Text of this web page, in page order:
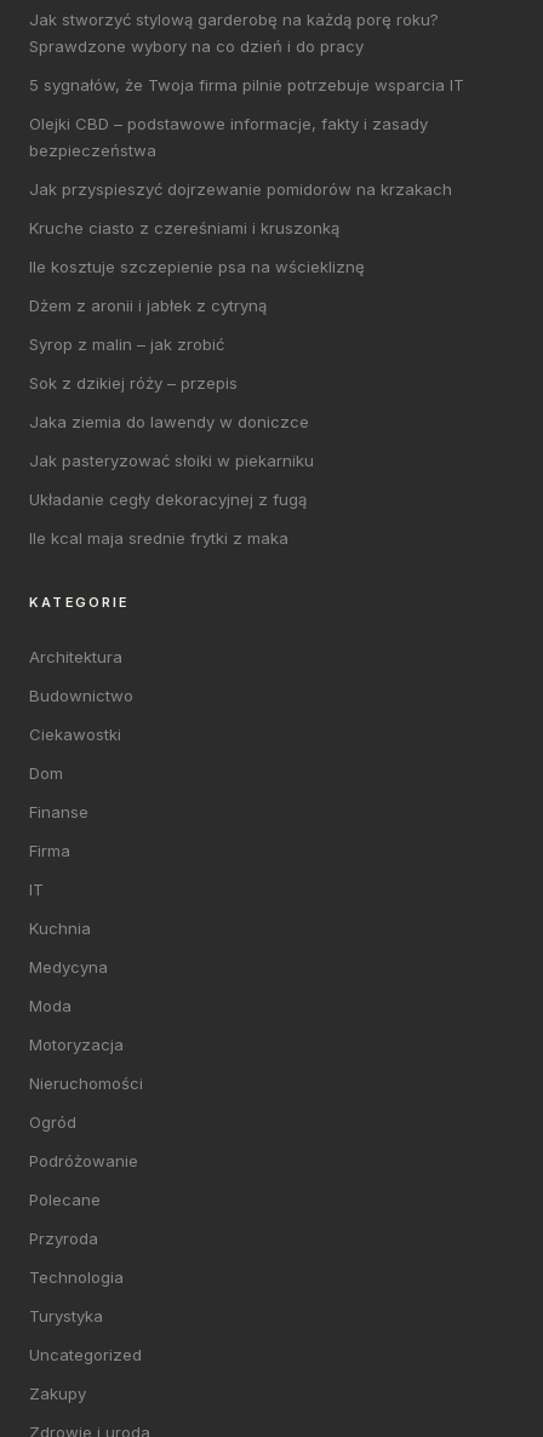
Jak stworzyć stylową garderobę na każdą porę roku?
Sprawdzone wybory na co dzień i do pracy
5 sygnałów, że Twoja firma pilnie potrzebuje wsparcia IT
Olejki CBD – podstawowe informacje, fakty i zasady
bezpieczeństwa
Jak przyspieszyć dojrzewanie pomidorów na krzakach
Kruche ciasto z czereśniami i kruszonką
Ile kosztuje szczepienie psa na wściekliznę
Dżem z aronii i jabłek z cytryną
Syrop z malin – jak zrobić
Sok z dzikiej róży – przepis
Jaka ziemia do lawendy w doniczce
Jak pasteryzować słoiki w piekarniku
Układanie cegły dekoracyjnej z fugą
Ile kcal maja srednie frytki z maka
KATEGORIE
Architektura
Budownictwo
Ciekawostki
Dom
Finanse
Firma
IT
Kuchnia
Medycyna
Moda
Motoryzacja
Nieruchomości
Ogród
Podróżowanie
Polecane
Przyroda
Technologia
Turystyka
Uncategorized
Zakupy
Zdrowie i uroda